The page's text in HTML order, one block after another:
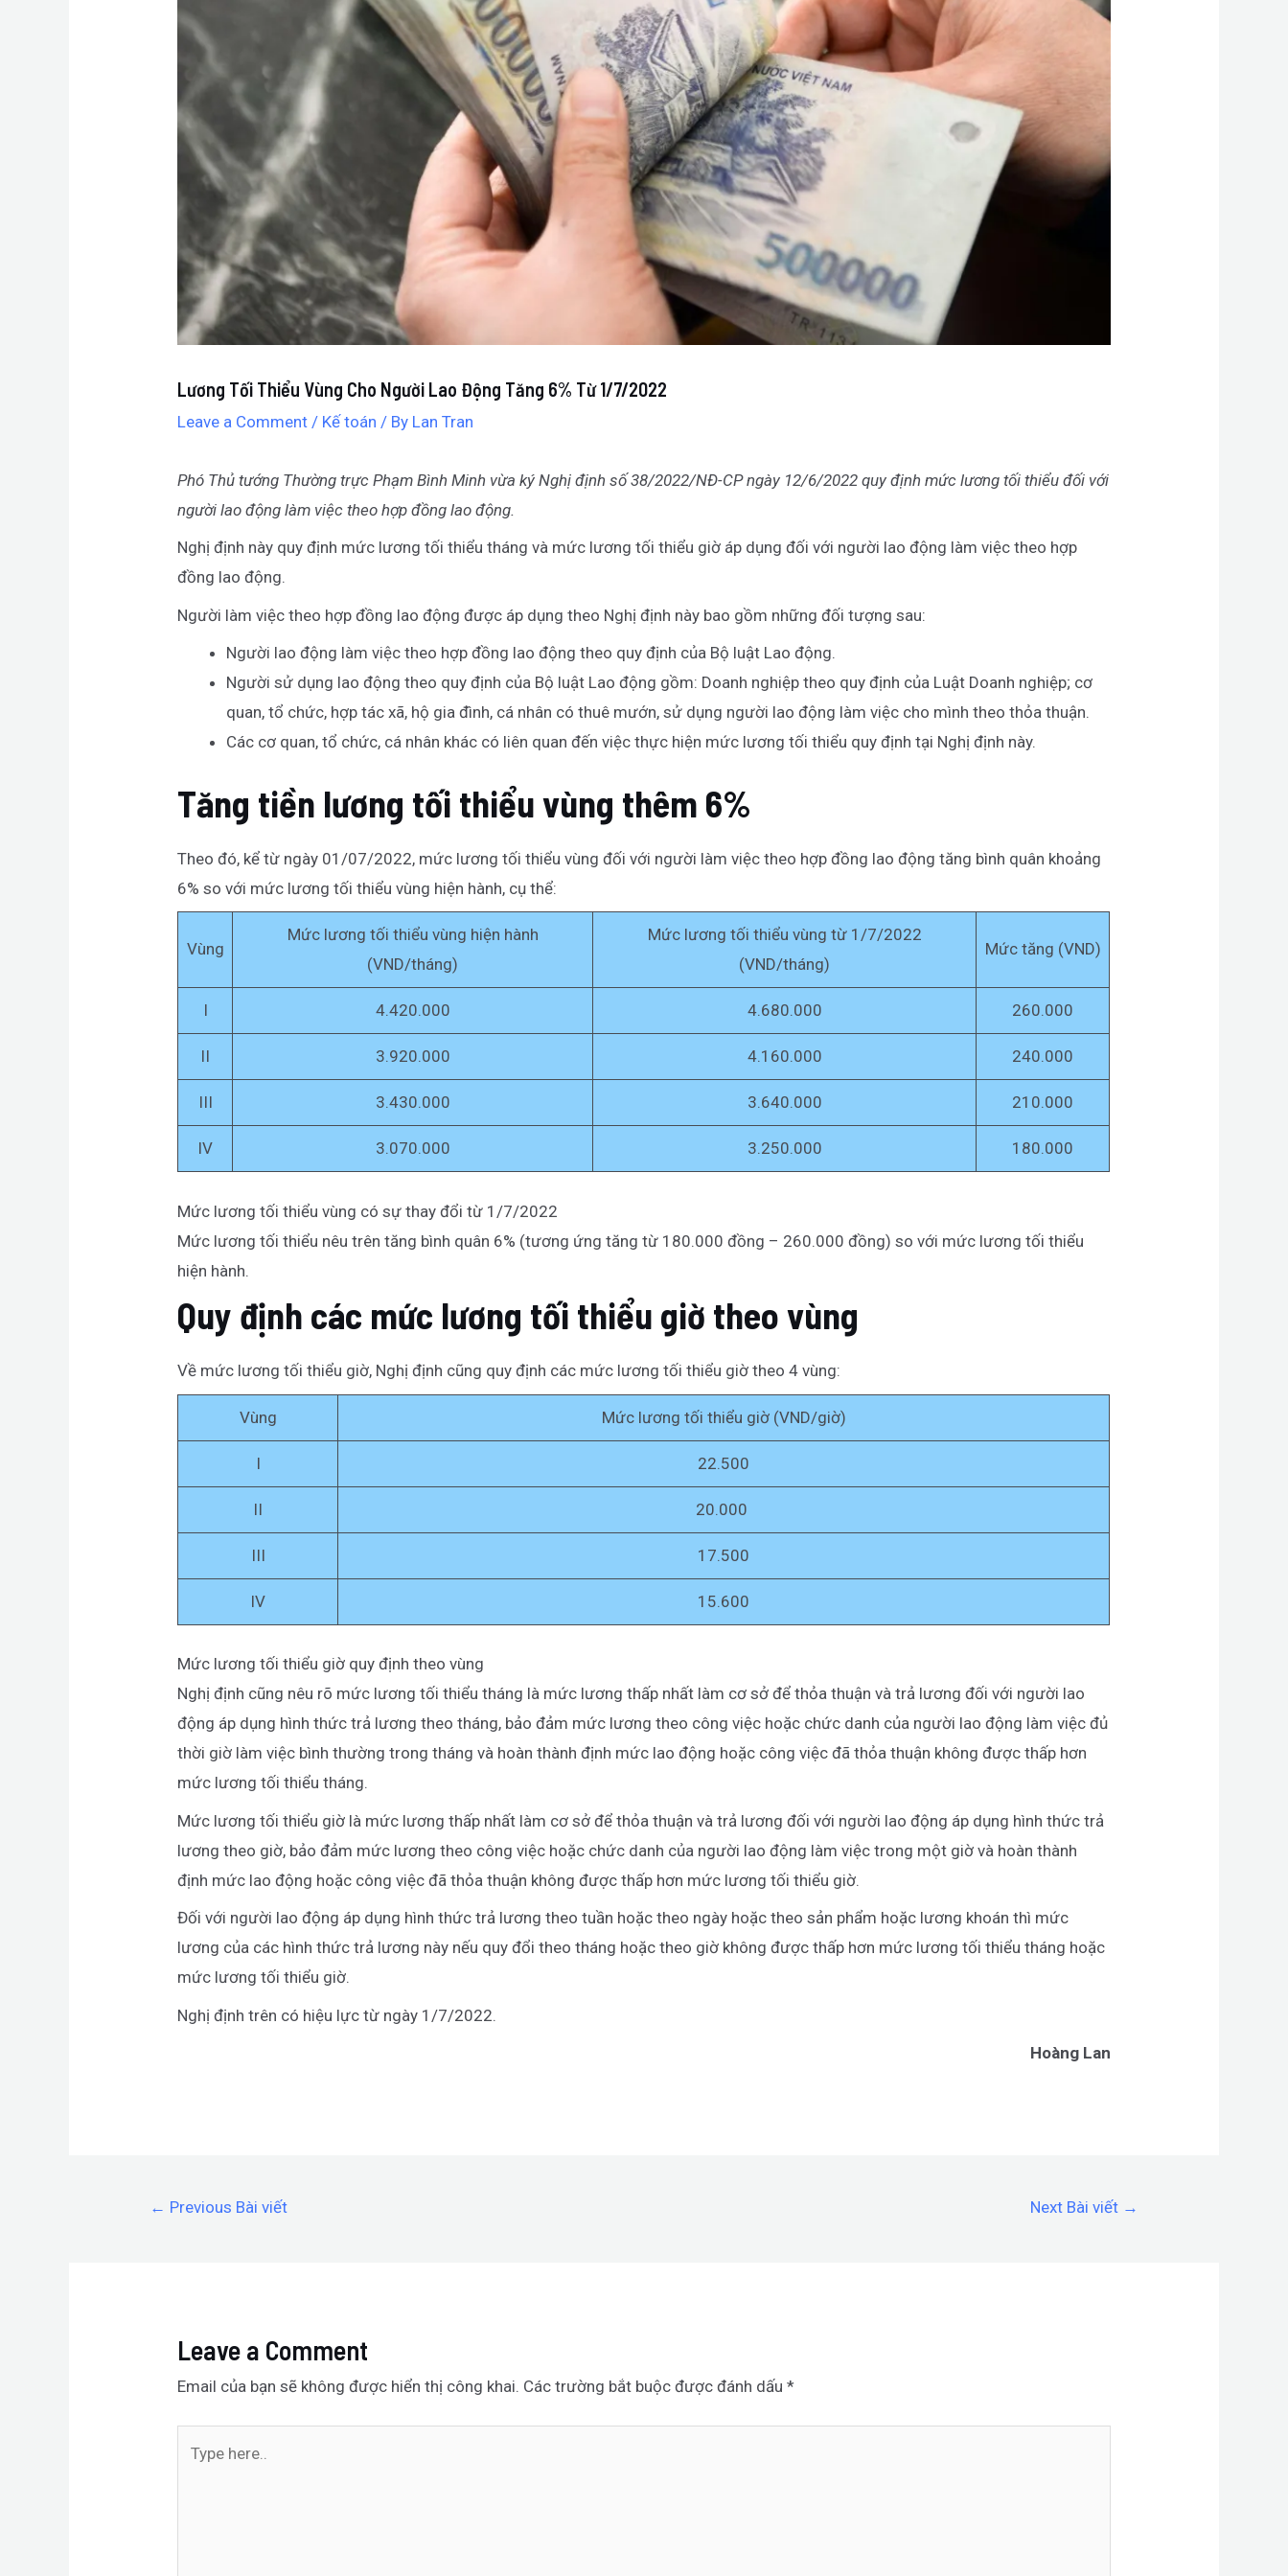
Lương Tối Thiểu Vùng Cho Người Lao Động Tăng 6% Từ 1/7/2022
Leave a Comment / Kế toán / By Lan Tran
Phó Thủ tướng Thường trực Phạm Bình Minh vừa ký Nghị định số 38/2022/NĐ-CP ngày 12/6/2022 quy định mức lương tối thiểu đối với
người lao động làm việc theo hợp đồng lao động.
Nghị định này quy định mức lương tối thiểu tháng và mức lương tối thiểu giờ áp dụng đối với người lao động làm việc theo hợp
đồng lao động.
Người làm việc theo hợp đồng lao động được áp dụng theo Nghị định này bao gồm những đối tượng sau:
Người lao động làm việc theo hợp đồng lao động theo quy định của Bộ luật Lao động.
Người sử dụng lao động theo quy định của Bộ luật Lao động gồm: Doanh nghiệp theo quy định của Luật Doanh nghiệp; cơ
quan, tổ chức, hợp tác xã, hộ gia đình, cá nhân có thuê mướn, sử dụng người lao động làm việc cho mình theo thỏa thuận.
Các cơ quan, tổ chức, cá nhân khác có liên quan đến việc thực hiện mức lương tối thiểu quy định tại Nghị định này.
Tăng tiền lương tối thiểu vùng thêm 6%
Theo đó, kể từ ngày 01/07/2022, mức lương tối thiểu vùng đối với người làm việc theo hợp đồng lao động tăng bình quân khoảng
6% so với mức lương tối thiểu vùng hiện hành, cụ thể:
Vùng
Mức lương tối thiểu vùng hiện hành
(VND/tháng)
Mức lương tối thiểu vùng từ 1/7/2022
(VND/tháng)
Mức tăng (VND)
I 4.420.000 4.680.000 260.000
II 3.920.000 4.160.000 240.000
III 3.430.000 3.640.000 210.000
IV 3.070.000 3.250.000 180.000
Mức lương tối thiểu vùng có sự thay đổi từ 1/7/2022
Mức lương tối thiểu nêu trên tăng bình quân 6% (tương ứng tăng từ 180.000 đồng – 260.000 đồng) so với mức lương tối thiểu
hiện hành.
Quy định các mức lương tối thiểu giờ theo vùng
Về mức lương tối thiểu giờ, Nghị định cũng quy định các mức lương tối thiểu giờ theo 4 vùng:
Vùng Mức lương tối thiểu giờ (VND/giờ)
I 22.500
II 20.000
III 17.500
IV 15.600
Mức lương tối thiểu giờ quy định theo vùng
Nghị định cũng nêu rõ mức lương tối thiểu tháng là mức lương thấp nhất làm cơ sở để thỏa thuận và trả lương đối với người lao
động áp dụng hình thức trả lương theo tháng, bảo đảm mức lương theo công việc hoặc chức danh của người lao động làm việc đủ
thời giờ làm việc bình thường trong tháng và hoàn thành định mức lao động hoặc công việc đã thỏa thuận không được thấp hơn
mức lương tối thiểu tháng.
Mức lương tối thiểu giờ là mức lương thấp nhất làm cơ sở để thỏa thuận và trả lương đối với người lao động áp dụng hình thức trả
lương theo giờ, bảo đảm mức lương theo công việc hoặc chức danh của người lao động làm việc trong một giờ và hoàn thành
định mức lao động hoặc công việc đã thỏa thuận không được thấp hơn mức lương tối thiểu giờ.
Đối với người lao động áp dụng hình thức trả lương theo tuần hoặc theo ngày hoặc theo sản phẩm hoặc lương khoán thì mức
lương của các hình thức trả lương này nếu quy đổi theo tháng hoặc theo giờ không được thấp hơn mức lương tối thiểu tháng hoặc
mức lương tối thiểu giờ.
Nghị định trên có hiệu lực từ ngày 1/7/2022.
Hoàng Lan
← Previous Bài viết Next Bài viết →
Leave a Comment
Email của bạn sẽ không được hiển thị công khai. Các trường bắt buộc được đánh dấu*